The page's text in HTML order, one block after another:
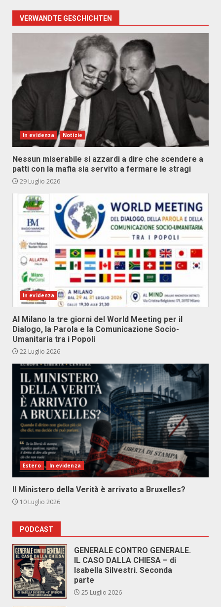
VERWANDTE GESCHICHTEN
In evidenza Notizie
Nessun miserabile si azzardi a dire che scendere a
patti con la mafia sia servito a fermare le stragi
29 Luglio 2026
In evidenza
Al Milano la tre giorni del World Meeting per il
Dialogo, la Parola e la Comunicazione Socio-
Umanitaria tra i Popoli
22 Luglio 2026
Estero In evidenza
Il Ministero della Verità è arrivato a Bruxelles?
10 Luglio 2026
PODCAST
GENERALE CONTRO GENERALE.
IL CASO DALLA CHIESA – di
Isabella Silvestri. Seconda
parte
25 Luglio 2026